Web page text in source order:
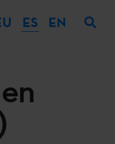
ES EN